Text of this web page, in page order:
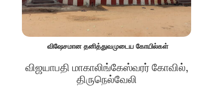
விஷேசமான தனித்துவமுடைய கோயில்கள்
விஜயாபதி மாகாலிங்கேஸ்வரர் கோவில்,
திருநெல்வேலி